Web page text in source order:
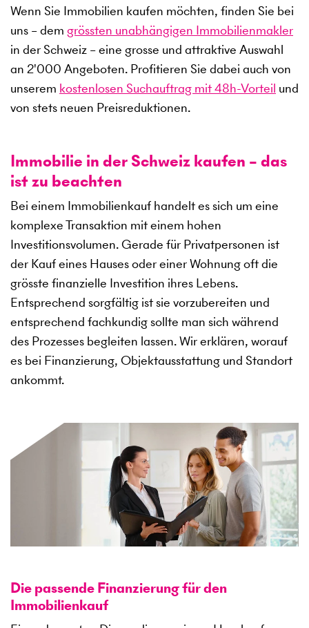
Wenn Sie Immobilien kaufen möchten, finden Sie bei
uns – dem grössten unabhängigen Immobilienmakler
in der Schweiz – eine grosse und attraktive Auswahl
an 2'000 Angeboten. Profitieren Sie dabei auch von
unserem kostenlosen Suchauftrag mit 48h-Vorteil und
von stets neuen Preisreduktionen.
Immobilie in der Schweiz kaufen – das
ist zu beachten
Bei einem Immobilienkauf handelt es sich um eine
komplexe Transaktion mit einem hohen
Investitionsvolumen. Gerade für Privatpersonen ist
der Kauf eines Hauses oder einer Wohnung oft die
grösste finanzielle Investition ihres Lebens.
Entsprechend sorgfältig ist sie vorzubereiten und
entsprechend fachkundig sollte man sich während
des Prozesses begleiten lassen. Wir erklären, worauf
es bei Finanzierung, Objektausstattung und Standort
ankommt.
Die passende Finanzierung für den
Immobilienkauf